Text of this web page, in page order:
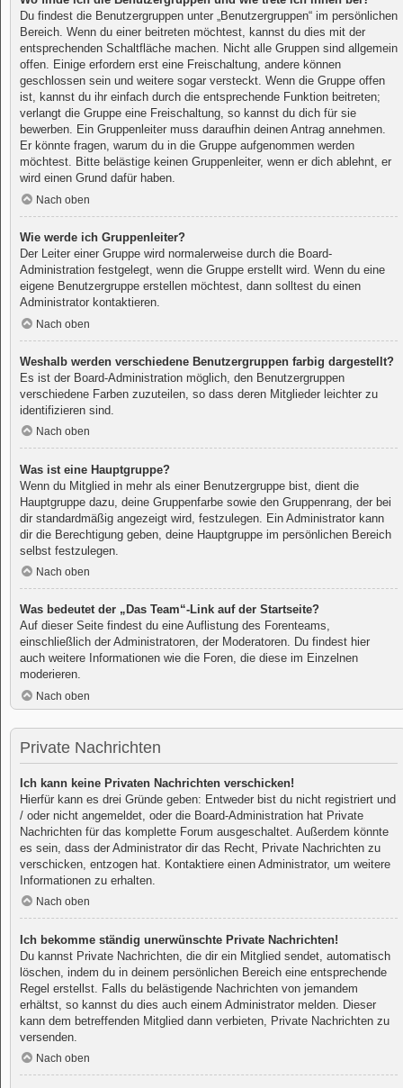
Du findest die Benutzergruppen unter „Benutzergruppen“ im persönlichen
Bereich. Wenn du einer beitreten möchtest, kannst du dies mit der
entsprechenden Schaltfläche machen. Nicht alle Gruppen sind allgemein
offen. Einige erfordern erst eine Freischaltung, andere können
geschlossen sein und weitere sogar versteckt. Wenn die Gruppe offen
ist, kannst du ihr einfach durch die entsprechende Funktion beitreten;
verlangt die Gruppe eine Freischaltung, so kannst du dich für sie
bewerben. Ein Gruppenleiter muss daraufhin deinen Antrag annehmen.
Er könnte fragen, warum du in die Gruppe aufgenommen werden
möchtest. Bitte belästige keinen Gruppenleiter, wenn er dich ablehnt, er
wird einen Grund dafür haben.
Nach oben
Wie werde ich Gruppenleiter?
Der Leiter einer Gruppe wird normalerweise durch die Board-
Administration festgelegt, wenn die Gruppe erstellt wird. Wenn du eine
eigene Benutzergruppe erstellen möchtest, dann solltest du einen
Administrator kontaktieren.
Nach oben
Weshalb werden verschiedene Benutzergruppen farbig dargestellt?
Es ist der Board-Administration möglich, den Benutzergruppen
verschiedene Farben zuzuteilen, so dass deren Mitglieder leichter zu
identifizieren sind.
Nach oben
Was ist eine Hauptgruppe?
Wenn du Mitglied in mehr als einer Benutzergruppe bist, dient die
Hauptgruppe dazu, deine Gruppenfarbe sowie den Gruppenrang, der bei
dir standardmäßig angezeigt wird, festzulegen. Ein Administrator kann
dir die Berechtigung geben, deine Hauptgruppe im persönlichen Bereich
selbst festzulegen.
Nach oben
Was bedeutet der „Das Team“-Link auf der Startseite?
Auf dieser Seite findest du eine Auflistung des Forenteams,
einschließlich der Administratoren, der Moderatoren. Du findest hier
auch weitere Informationen wie die Foren, die diese im Einzelnen
moderieren.
Nach oben
Private Nachrichten
Ich kann keine Privaten Nachrichten verschicken!
Hierfür kann es drei Gründe geben: Entweder bist du nicht registriert und
/ oder nicht angemeldet, oder die Board-Administration hat Private
Nachrichten für das komplette Forum ausgeschaltet. Außerdem könnte
es sein, dass der Administrator dir das Recht, Private Nachrichten zu
verschicken, entzogen hat. Kontaktiere einen Administrator, um weitere
Informationen zu erhalten.
Nach oben
Ich bekomme ständig unerwünschte Private Nachrichten!
Du kannst Private Nachrichten, die dir ein Mitglied sendet, automatisch
löschen, indem du in deinem persönlichen Bereich eine entsprechende
Regel erstellst. Falls du belästigende Nachrichten von jemandem
erhältst, so kannst du dies auch einem Administrator melden. Dieser
kann dem betreffenden Mitglied dann verbieten, Private Nachrichten zu
versenden.
Nach oben